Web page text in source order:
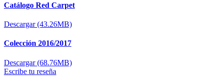
Catálogo Red Carpet
Descargar (43.26MB)
Colección 2016/2017
Descargar (68.76MB)
Escribe tu reseña